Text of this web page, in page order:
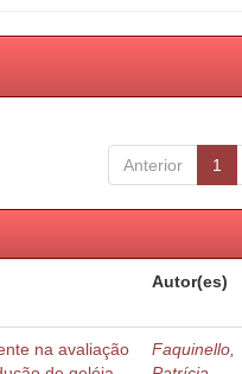
Anterior 1
Autor(es)
na avaliação
Faquinello,